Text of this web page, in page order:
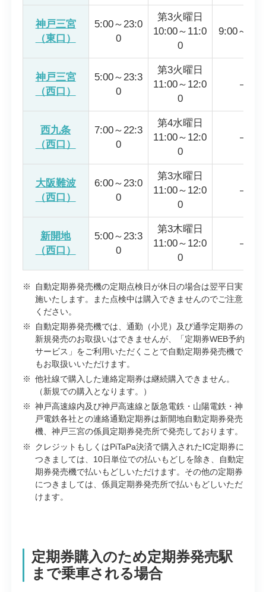
神戸三宮
（東口）
5:00～23:0
0
第3火曜日
10:00～11:0
0
9:00～
神戸三宮
（西口）
5:00～23:3
0
第3火曜日
11:00～12:0
0
―
西九条
（西口）
7:00～22:3
0
第4水曜日
11:00～12:0
0
―
大阪難波
（西口）
6:00～23:0
0
第3水曜日
11:00～12:0
0
―
新開地
（西口）
5:00～23:3
0
第3木曜日
11:00～12:0
0
―
※
自動定期券発売機の定期点検日が休日の場合は翌平日実
施いたします。また点検中は購入できませんのでご注意
ください。
※
自動定期券発売機では、通勤（小児）及び通学定期券の
新規発売のお取扱いはできませんが、「定期券WEB予約
サービス」をご利用いただくことで自動定期券発売機で
もお取扱いいただけます。
※ 他社線で購入した連絡定期券は継続購入できません。
（新規での購入となります。）
※ 神戸高速線内及び神戸高速線と阪急電鉄・山陽電鉄・神
戸電鉄各社との連絡通勤定期券は新開地自動定期券発売
機、神戸三宮の係員定期券発売所で発売しております。
※
クレジットもしくはPiTaPa決済で購入されたIC定期券に
つきましては、10日単位での払いもどしを除き、自動定
期券発売機で払いもどしいただけます。その他の定期券
につきましては、係員定期券発売所で払いもどしいただ
けます。
定期券購入のため定期券発売駅
まで乗車される場合